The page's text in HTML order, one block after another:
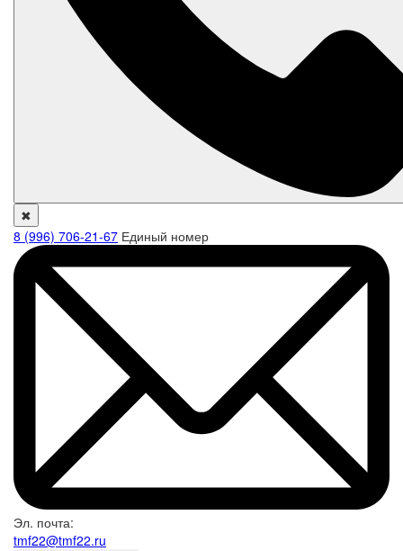
✖
8 (996) 706-21-67 Единый номер
Эл. почта:
tmf22@tmf22.ru